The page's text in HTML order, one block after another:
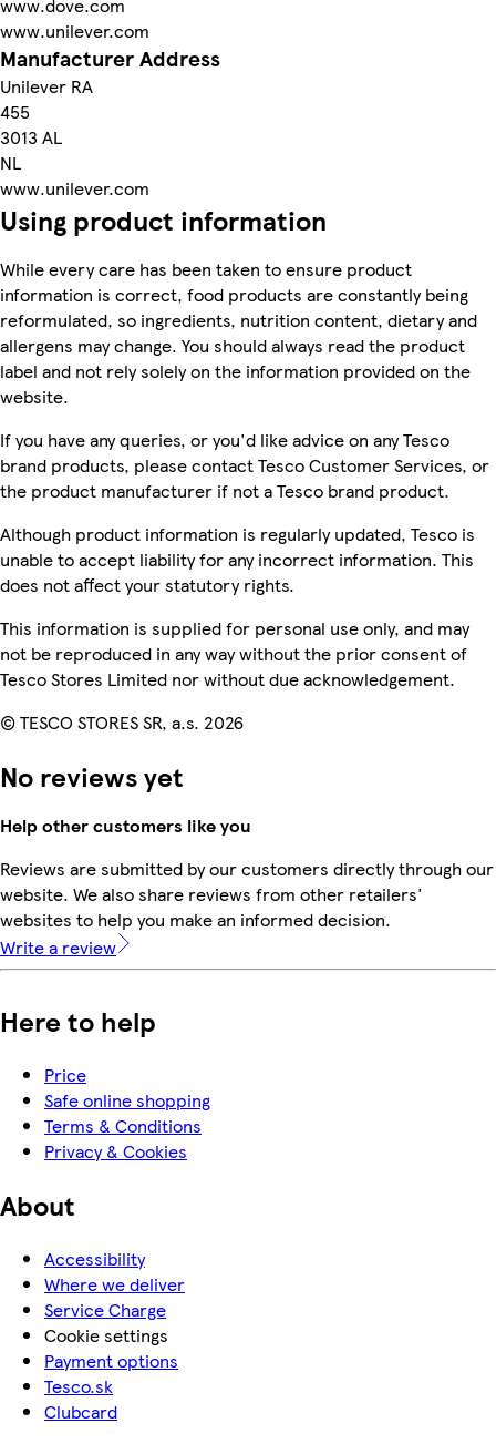
www.unilever.com
Manufacturer Address
Unilever RA
455
3013 AL
NL
www.unilever.com
Using product information
While every care has been taken to ensure product
information is correct, food products are constantly being
reformulated, so ingredients, nutrition content, dietary and
allergens may change. You should always read the product
label and not rely solely on the information provided on the
website.
If you have any queries, or you'd like advice on any Tesco
brand products, please contact Tesco Customer Services, or
the product manufacturer if not a Tesco brand product.
Although product information is regularly updated, Tesco is
unable to accept liability for any incorrect information. This
does not affect your statutory rights.
This information is supplied for personal use only, and may
not be reproduced in any way without the prior consent of
Tesco Stores Limited nor without due acknowledgement.
© TESCO STORES SR, a.s. 2026
No reviews yet
Help other customers like you
Reviews are submitted by our customers directly through our
website. We also share reviews from other retailers'
websites to help you make an informed decision.
Write a review
Here to help
Price
Safe online shopping
Terms & Conditions
Privacy & Cookies
About
Accessibility
Where we deliver
Service Charge
Cookie settings
Payment options
Tesco.sk
Clubcard